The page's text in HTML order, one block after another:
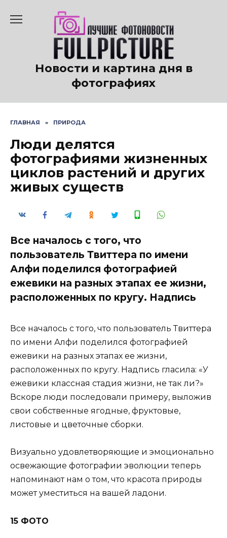
содержанию
Новости и картина дня в
фотографиях
ГЛАВНАЯ » ПРИРОДА
Люди делятся
фотографиями жизненных
циклов растений и других
живых существ
Все началось с того, что
пользователь Твиттера по имени
Алфи поделился фотографией
ежевики на разных этапах ее жизни,
расположенных по кругу. Надпись
Все началось с того, что пользователь Твиттера
по имени Алфи поделился фотографией
ежевики на разных этапах ее жизни,
расположенных по кругу. Надпись гласила: «У
ежевики классная стадия жизни, не так ли?»
Вскоре люди последовали примеру, выложив
свои собственные ягодные, фруктовые,
листовые и цветочные сборки.
Визуально удовлетворяющие и эмоционально
освежающие фотографии эволюции теперь
напоминают нам о том, что красота природы
может уместиться на вашей ладони.
15 ФОТО